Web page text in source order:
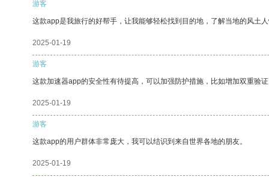
游客
这款app是我旅行的好帮手，让我能够轻松找到目的地，了解当地的风土
2025-01-19
游客
这款加速器app的安全性有待提高，可以加强防护措施，比如增加双重验
2025-01-19
游客
这款app的用户群体非常庞大，我可以结识到来自世界各地的朋友。
2025-01-19